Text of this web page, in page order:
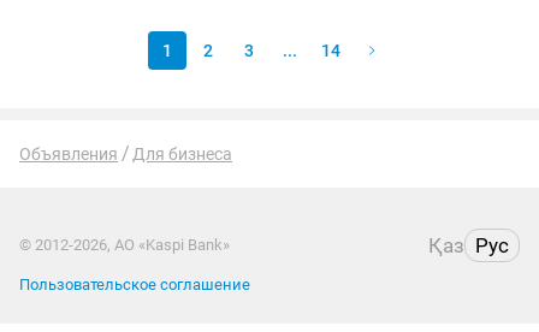
свинец,...
1 2 3 ... 14
Объявления Для бизнеса
© 2012-2026, АО «Kaspi Bank» Қаз Рус
Пользовательское соглашение